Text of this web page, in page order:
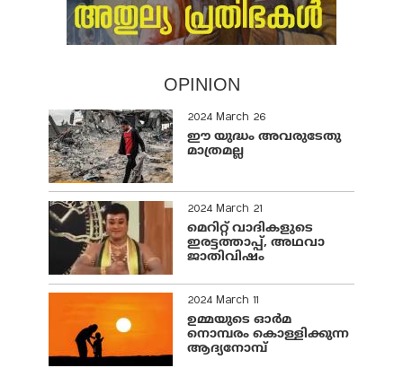
OPINION
2024 March 26
ഈ യുദ്ധം അവരുടേതു
മാത്രമല്ല
2024 March 21
മെറിറ്റ് വാദികളുടെ
ഇരട്ടത്താപ്പ്, അഥവാ
ജാതിവിഷം
2024 March 11
ഉമ്മയുടെ ഓർമ
നൊമ്പരം കൊള്ളിക്കുന്ന
ആദ്യനോമ്പ്